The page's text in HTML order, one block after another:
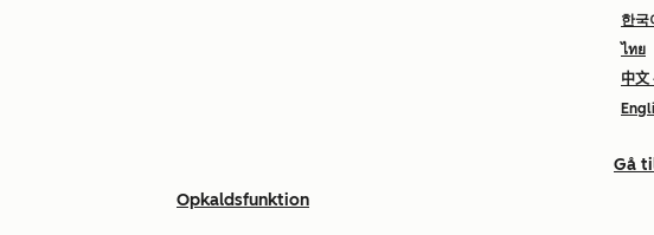
한국
ไทย
中文
Gå
Opkaldsfunktion